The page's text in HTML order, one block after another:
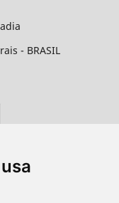
- BRASIL
Mineiro
Abadia